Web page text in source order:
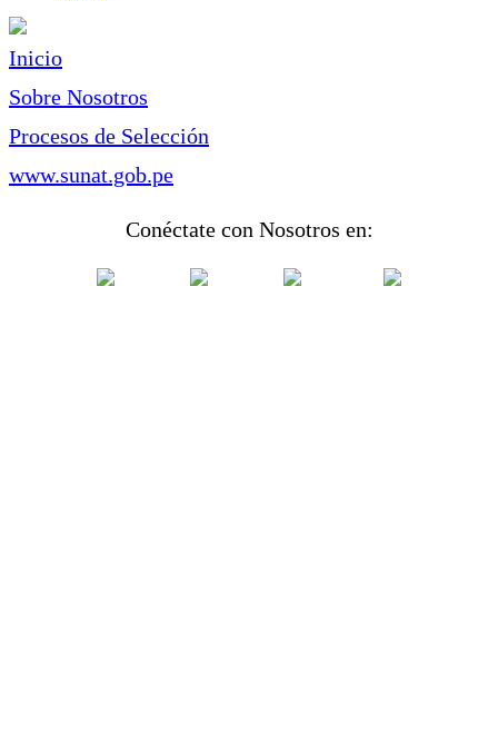
Inicio
Sobre Nosotros
Procesos de Selección
www.sunat.gob.pe
Conéctate con Nosotros en: